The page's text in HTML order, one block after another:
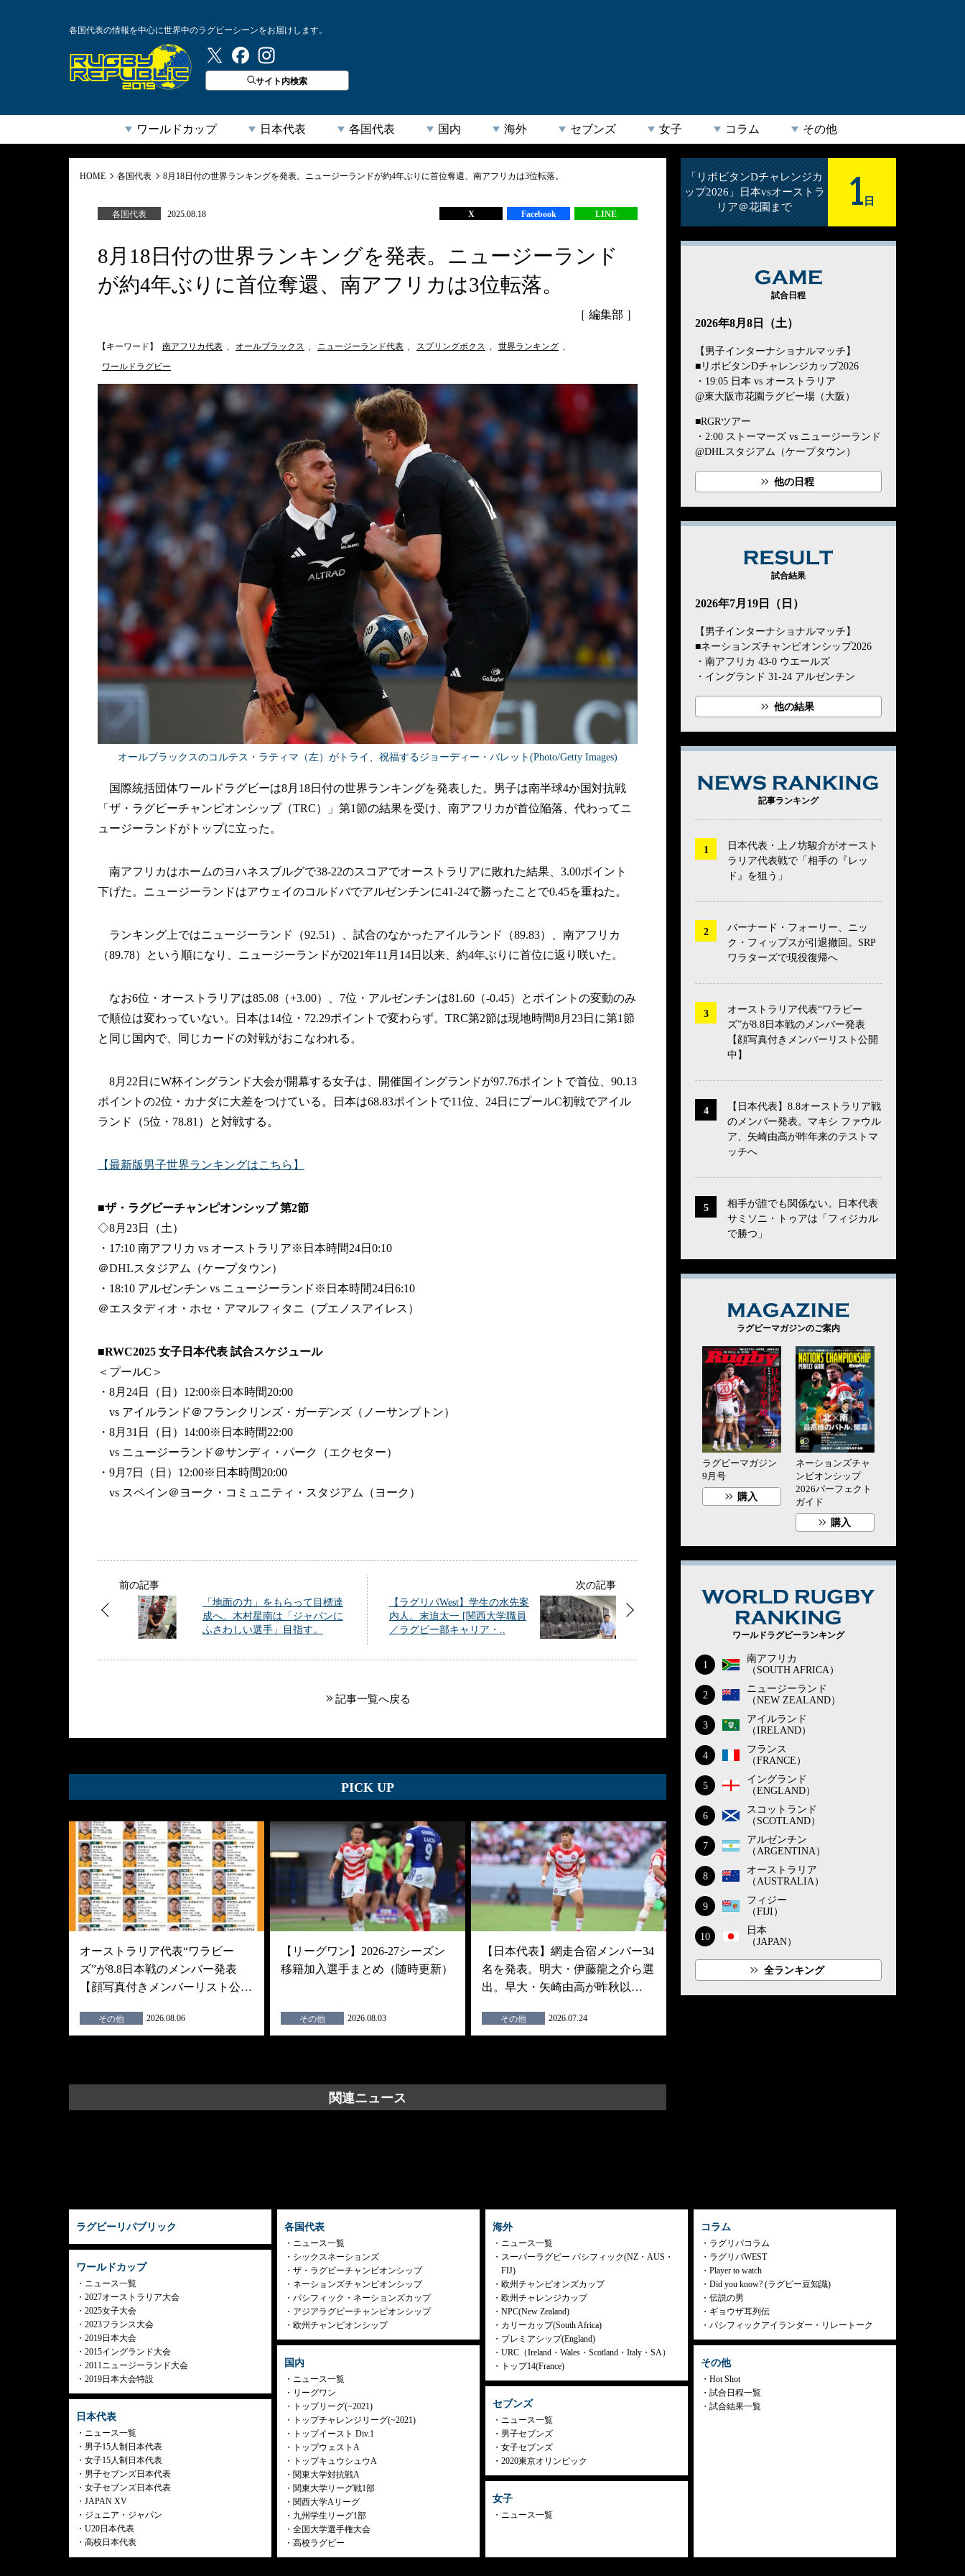
各国代表の情報を中心に世界中のラグビーシーンをお届けします。
ラグビーリパブリック
サイト内検索
ワールドカップ 日本代表 各国代表 国内 海外 セブンズ 女子 コラム その他
HOME 各国代表 8月18日付の世界ランキングを発表。ニュージーランドが約4年ぶりに首位奪還、南アフリカは3位転落。
各国代表 2025.08.18 X Facebook LINE
8月18日付の世界ランキングを発表。ニュージーランド
が約4年ぶりに首位奪還、南アフリカは3位転落。
［ 編集部 ］
【キーワード】 南アフリカ代表 , オールブラックス , ニュージーランド代表 , スプリングボクス , 世界ランキング ,
ワールドラグビー
オールブラックスのコルテス・ラティマ（左）がトライ、祝福するジョーディー・バレット(Photo/Getty Images)
国際統括団体ワールドラグビーは8月18日付の世界ランキングを発表した。男子は南半球4か国対抗戦
「ザ・ラグビーチャンピオンシップ（TRC）」第1節の結果を受け、南アフリカが首位陥落、代わってニ
ュージーランドがトップに立った。
南アフリカはホームのヨハネスブルグで38-22のスコアでオーストラリアに敗れた結果、3.00ポイント
下げた。ニュージーランドはアウェイのコルドバでアルゼンチンに41-24で勝ったことで0.45を重ねた。
ランキング上ではニュージーランド（92.51）、試合のなかったアイルランド（89.83）、南アフリカ
（89.78）という順になり、ニュージーランドが2021年11月14日以来、約4年ぶりに首位に返り咲いた。
なお6位・オーストラリアは85.08（+3.00）、7位・アルゼンチンは81.60（-0.45）とポイントの変動のみ
で順位は変わっていない。日本は14位・72.29ポイントで変わらず。TRC第2節は現地時間8月23日に第1節
と同じ国内で、同じカードの対戦がおこなわれる。
8月22日にW杯イングランド大会が開幕する女子は、開催国イングランドが97.76ポイントで首位、90.13
ポイントの2位・カナダに大差をつけている。日本は68.83ポイントで11位、24日にプールC初戦でアイル
ランド（5位・78.81）と対戦する。
【最新版男子世界ランキングはこちら】
■ザ・ラグビーチャンピオンシップ 第2節
◇8月23日（土）
・17:10 南アフリカ vs オーストラリア※日本時間24日0:10
＠DHLスタジアム（ケープタウン）
・18:10 アルゼンチン vs ニュージーランド※日本時間24日6:10
＠エスタディオ・ホセ・アマルフィタニ（ブエノスアイレス）
■RWC2025 女子日本代表 試合スケジュール
＜プールC＞
・8月24日（日）12:00※日本時間20:00
vs アイルランド＠フランクリンズ・ガーデンズ（ノーサンプトン）
・8月31日（日）14:00※日本時間22:00
vs ニュージーランド＠サンディ・パーク（エクセター）
・9月7日（日）12:00※日本時間20:00
vs スペイン＠ヨーク・コミュニティ・スタジアム（ヨーク）
前の記事
「地面の力」をもらって目標達
成へ。木村星南は「ジャパンに
ふさわしい選手」目指す。
次の記事
【ラグリパWest】学生の水先案
内人。末迫太一 [関西大学職員
／ラグビー部キャリア・..
記事一覧へ戻る
PICK UP
オーストラリア代表“ワラビー
ズ”が8.8日本戦のメンバー発表
【顔写真付きメンバーリスト公…
その他 2026.08.06
【リーグワン】2026-27シーズン
移籍加入選手まとめ（随時更新）
その他 2026.08.03
【日本代表】網走合宿メンバー34
名を発表。明大・伊藤龍之介ら選
出。早大・矢崎由高が昨秋以…
その他 2026.07.24
関連ニュース
「リポビタンDチャレンジカ
ップ2026」日本vsオーストラ
リア＠花園まで
1 日
GAME
試合日程
2026年8月8日（土）
【男子インターナショナルマッチ】
■リポビタンDチャレンジカップ2026
・19:05 日本 vs オーストラリア
@東大阪市花園ラグビー場（大阪）
■RGRツアー
・2:00 ストーマーズ vs ニュージーランド
@DHLスタジアム（ケープタウン）
他の日程
試合結果
2026年7月19日（日）
【男子インターナショナルマッチ】
■ネーションズチャンピオンシップ2026
・南アフリカ 43-0 ウエールズ
・イングランド 31-24 アルゼンチン
他の結果
記事ランキング
日本代表・上ノ坊駿介がオースト
ラリア代表戦で「相手の『レッ
ド』を狙う」
バーナード・フォーリー、ニッ
ク・フィップスが引退撤回。SRP
ワラターズで現役復帰へ
オーストラリア代表“ワラビー
ズ”が8.8日本戦のメンバー発表
【顔写真付きメンバーリスト公開
中】
【日本代表】8.8オーストラリア戦
のメンバー発表。マキシ ファウル
ア、矢崎由高が昨年来のテストマ
ッチへ
相手が誰でも関係ない。日本代表
サミソニ・トゥアは「フィジカル
で勝つ」
ラグビーマガジンのご案内
ラグビーマガジン
9月号
購入
ネーションズチャ
ンピオンシップ
2026パーフェクト
ガイド
購入
ワールドラグビーランキング
1
南アフリカ
（SOUTH AFRICA）
2
ニュージーランド
（NEW ZEALAND）
3
アイルランド
（IRELAND）
4
フランス
（FRANCE）
5
イングランド
（ENGLAND）
6
スコットランド
（SCOTLAND）
7
アルゼンチン
（ARGENTINA）
8
オーストラリア
（AUSTRALIA）
9
フィジー
（FIJI）
10
日本
（JAPAN）
全ランキング
ラグビーリパブリック
ワールドカップ
ニュース一覧
2027オーストラリア大会
2025女子大会
2023フランス大会
2019日本大会
2015イングランド大会
2011ニュージーランド大会
2019日本大会特設
日本代表
ニュース一覧
男子15人制日本代表
女子15人制日本代表
男子セブンズ日本代表
女子セブンズ日本代表
JAPAN XV
ジュニア・ジャパン
U20日本代表
高校日本代表
各国代表
ニュース一覧
シックスネーションズ
ザ・ラグビーチャンピオンシップ
ネーションズチャンピオンシップ
パシフィック・ネーションズカップ
アジアラグビーチャンピオンシップ
欧州チャンピオンシップ
国内
ニュース一覧
リーグワン
トップリーグ(~2021)
トップチャレンジリーグ(~2021)
トップイースト Div.1
トップウェストA
トップキュウシュウA
関東大学対抗戦A
関東大学リーグ戦1部
関西大学Aリーグ
九州学生リーグ1部
全国大学選手権大会
高校ラグビー
海外
ニュース一覧
スーパーラグビー パシフィック(NZ・AUS・
FIJ)
欧州チャンピオンズカップ
欧州チャレンジカップ
NPC(New Zealand)
カリーカップ(South Africa)
プレミアシップ(England)
URC（Ireland・Wales・Scotland・Italy・SA）
トップ14(France)
セブンズ
ニュース一覧
男子セブンズ
女子セブンズ
2020東京オリンピック
女子
ニュース一覧
コラム
ラグリパコラム
ラグリパWEST
Player to watch
Did you know? (ラグビー豆知識)
伝説の男
ギョウザ耳列伝
パシフィックアイランダー・リレートーク
その他
Hot Shot
試合日程一覧
試合結果一覧